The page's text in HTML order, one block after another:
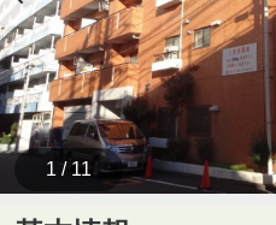
1 / 11